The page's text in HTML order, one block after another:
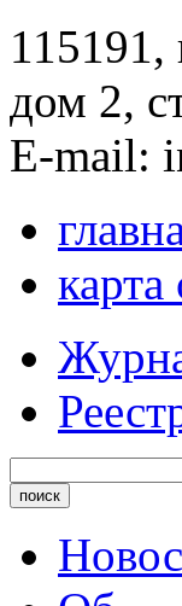
115191,
дом 2,
E-mail:
карта